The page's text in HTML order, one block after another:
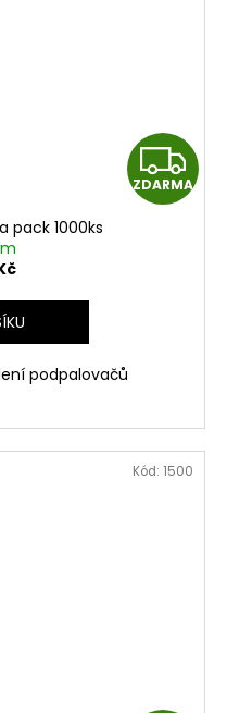
Z
D
ZDARMA
pack 1000ks
podpalovačů
Kód: 1500